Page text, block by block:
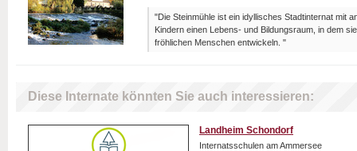
"Die Steinmühle ist ein idyllisches Stadtinternat mit
Kindern einen Lebens- und Bildungsraum, in dem
fröhlichen Menschen entwickeln. "
Diese Internate könnten Sie auch interessieren:
Landheim Schondorf
Internatsschulen am Ammersee